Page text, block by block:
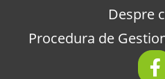
Despre
Procedura de